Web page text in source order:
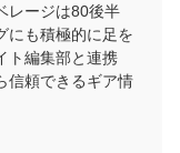
レージは80後半
にも積極的に足を
ト編集部と連携
信頼できるギア情